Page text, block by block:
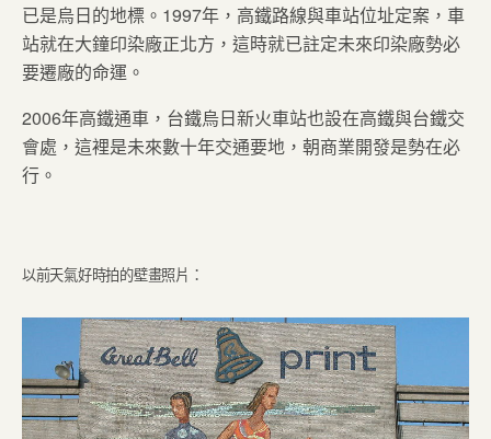
已是烏日的地標。1997年，高鐵路線與車站位址定案，車
站就在大鐘印染廠正北方，這時就已註定未來印染廠勢必
要遷廠的命運。
2006年高鐵通車，台鐵烏日新火車站也設在高鐵與台鐵交
會處，這裡是未來數十年交通要地，朝商業開發是勢在必
行。
以前天氣好時拍的壁畫照片：